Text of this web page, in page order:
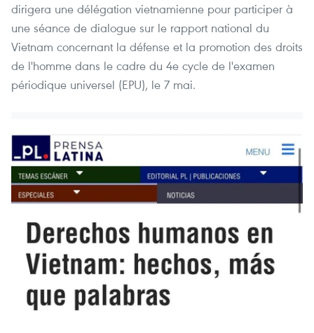
dirigera une délégation vietnamienne pour participer à
une séance de dialogue sur le rapport national du
Vietnam concernant la défense et la promotion des droits
de l'homme dans le cadre du 4e cycle de l'examen
périodique universel (EPU), le 7 mai.